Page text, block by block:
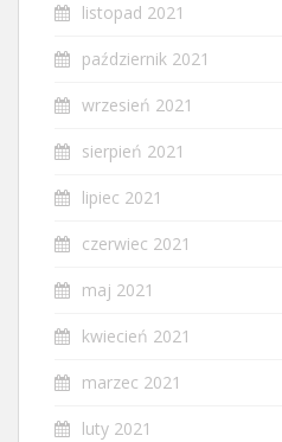
listopad 2021
październik 2021
wrzesień 2021
sierpień 2021
lipiec 2021
czerwiec 2021
maj 2021
kwiecień 2021
marzec 2021
luty 2021